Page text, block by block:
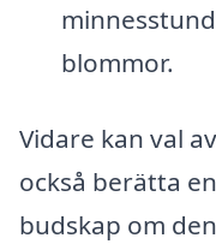
blommor.
Vidare kan val
också berätta
budskap om